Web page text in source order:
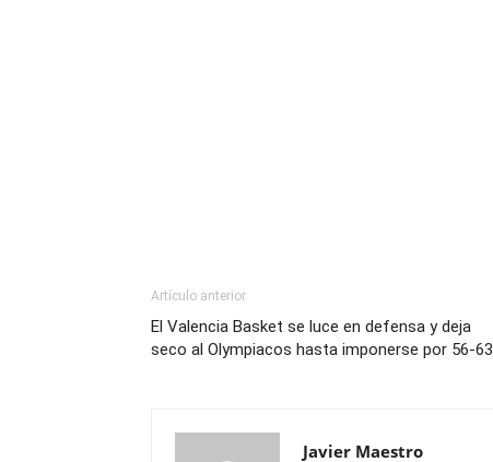
Artículo anterior
El Valencia Basket se luce en defensa y deja
seco al Olympiacos hasta imponerse por 56-63
Javier Maestro